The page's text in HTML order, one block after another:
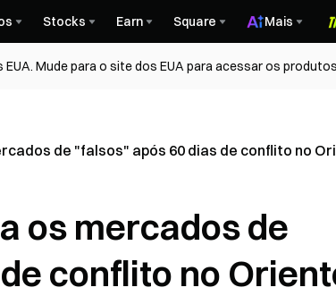
Stocks Earn Square Mais
Mude para o site dos EUA para acessar os
de "falsos" após 60 dias de conflito no
os mercados de
conflito no